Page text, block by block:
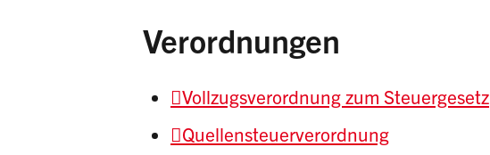
Verordnungen
Vollzugsverordnung zum Steuergesetz
Quellensteuerverordnung